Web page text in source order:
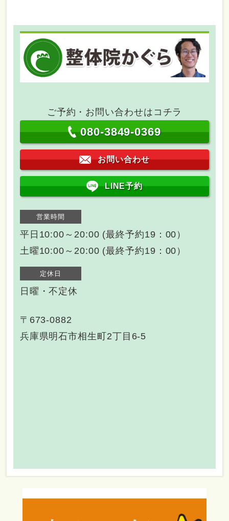
ご予約・お問い合わせはコチラ
080-3849-0369
お問い合わせ
LINE予約
営業時間
平日10:00～20:00 (最終予約19：00）
土曜10:00～20:00 (最終予約19：00）
定休日
日曜・不定休
〒673-0882
兵庫県明石市相生町2丁目6-5